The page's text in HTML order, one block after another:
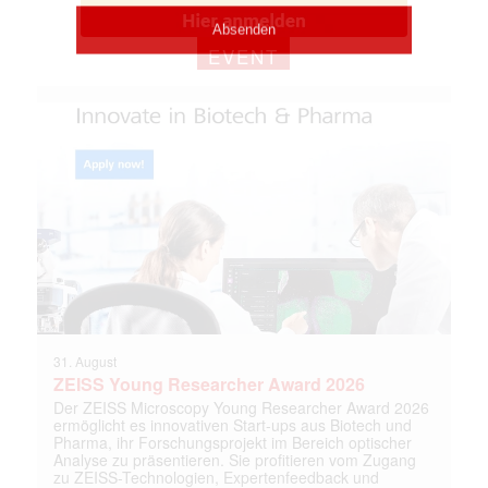
EVENT
31. August
ZEISS Young Researcher Award 2026
Der ZEISS Microscopy Young Researcher Award 2026
ermöglicht es innovativen Start-ups aus Biotech und
Pharma, ihr Forschungsprojekt im Bereich optischer
Analyse zu präsentieren. Sie profitieren vom Zugang
zu ZEISS-Technologien, Expertenfeedback und